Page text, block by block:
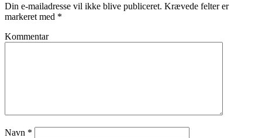
Din e-mailadresse vil ikke blive publiceret. Krævede felter er
markeret med *
Kommentar
Navn *